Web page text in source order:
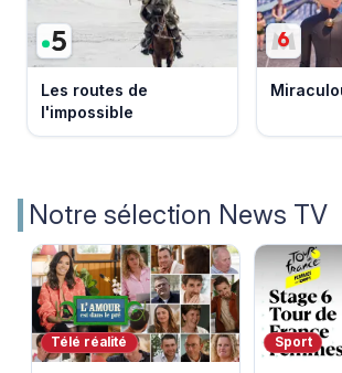
Les routes de
l'impossible
Notre sélection News TV
Télé réalité Sport